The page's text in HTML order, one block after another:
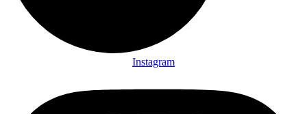
Instagram